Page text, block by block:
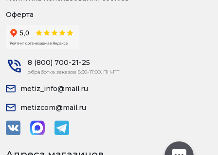
Оферта
8 (800) 700-21-25
обработка заказов 8:30-17:00, ПН-ПТ
metiz_info@mail.ru
metizcom@mail.ru